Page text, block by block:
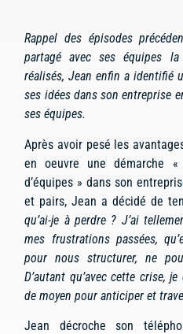
Rappel des épisodes
partagé avec ses équipes
réalisés, Jean enfin a identifié
ses idées dans son entreprise
ses équipes.
Après avoir pesé les
en oeuvre une démarche
d’équipes » dans son
et pairs, Jean a décidé de
qu’ai-je à perdre ? J’ai
mes frustrations passées,
pour nous structurer, ne
D’autant qu’avec cette crise,
de moyen pour anticiper et
Jean décroche son